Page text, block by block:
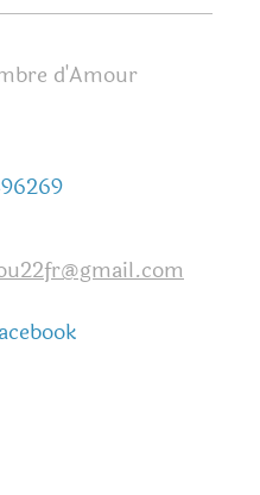
d'Amour